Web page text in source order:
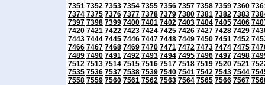
7351 7352 7353 7354 7355 7356 7357 7358 7359 7360
7374 7375 7376 7377 7378 7379 7380 7381 7382 7383
7397 7398 7399 7400 7401 7402 7403 7404 7405 7406
7420 7421 7422 7423 7424 7425 7426 7427 7428 7429
7443 7444 7445 7446 7447 7448 7449 7450 7451 7452
7466 7467 7468 7469 7470 7471 7472 7473 7474 7475
7489 7490 7491 7492 7493 7494 7495 7496 7497 7498
7512 7513 7514 7515 7516 7517 7518 7519 7520 7521
7535 7536 7537 7538 7539 7540 7541 7542 7543 7544
7558 7559 7560 7561 7562 7563 7564 7565 7566 7567